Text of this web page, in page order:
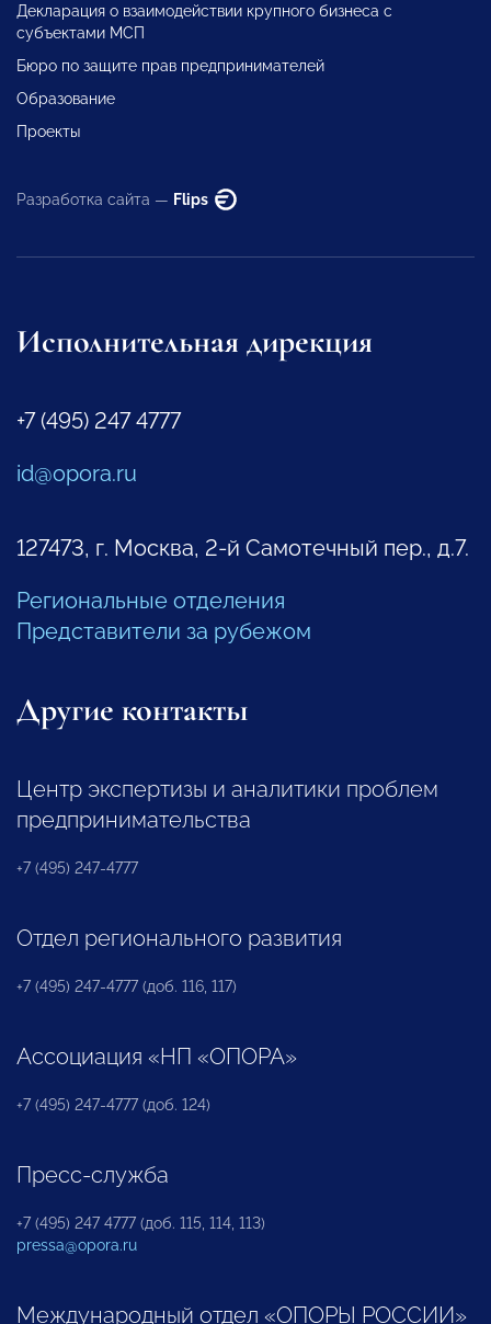
Декларация о взаимодействии крупного бизнеса с
субъектами МСП
Бюро по защите прав предпринимателей
Образование
Проекты
Разработка сайта — Flips
Исполнительная дирекция
+7 (495) 247 4777
id@opora.ru
127473, г. Москва, 2-й Самотечный пер., д.7.
Региональные отделения
Представители за рубежом
Другие контакты
Центр экспертизы и аналитики проблем
предпринимательства
+7 (495) 247-4777
Отдел регионального развития
+7 (495) 247-4777 (доб. 116, 117)
Ассоциация «НП «ОПОРА»
+7 (495) 247-4777 (доб. 124)
Пресс-служба
+7 (495) 247 4777 (доб. 115, 114, 113)
pressa@opora.ru
Международный отдел «ОПОРЫ РОССИИ»